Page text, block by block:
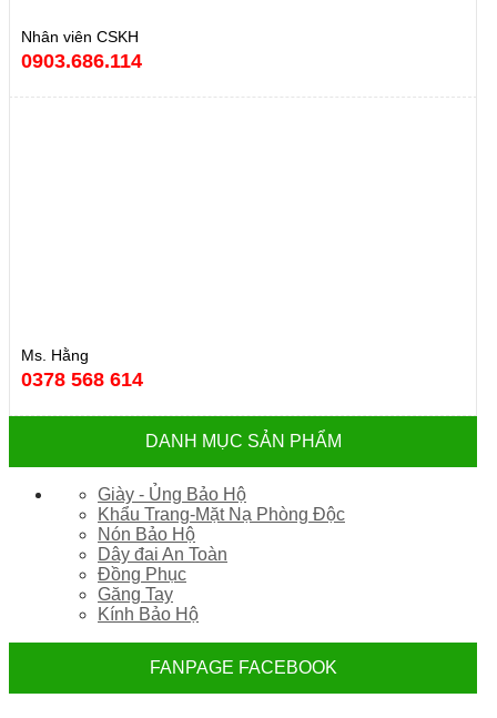
Nhân viên CSKH
0903.686.114
Ms. Hằng
0378 568 614
DANH MỤC SẢN PHẨM
Giày - Ủng Bảo Hộ
Khẩu Trang-Mặt Nạ Phòng Độc
Nón Bảo Hộ
Dây đai An Toàn
Đồng Phục
Găng Tay
Kính Bảo Hộ
FANPAGE FACEBOOK